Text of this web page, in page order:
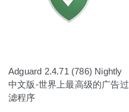
Adguard 2.4.71 (786) Nightly
中文版-世界上最高级的广告过
滤程序